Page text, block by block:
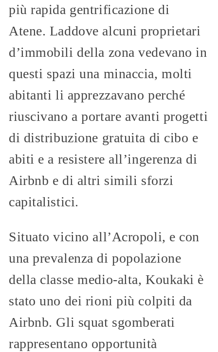
più rapida gentrificazione di
Atene. Laddove alcuni proprietari
d’immobili della zona vedevano in
questi spazi una minaccia, molti
abitanti li apprezzavano perché
riuscivano a portare avanti progetti
di distribuzione gratuita di cibo e
abiti e a resistere all’ingerenza di
Airbnb e di altri simili sforzi
capitalistici.
Situato vicino all’Acropoli, e con
una prevalenza di popolazione
della classe medio-alta, Koukaki è
stato uno dei rioni più colpiti da
Airbnb. Gli squat sgomberati
rappresentano opportunità